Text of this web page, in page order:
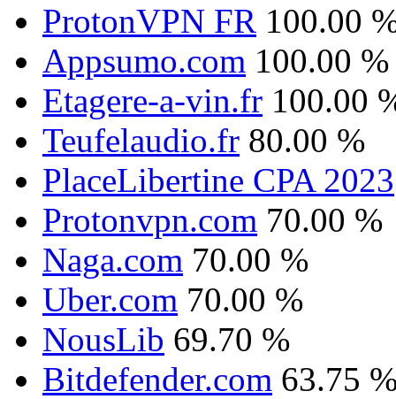
ProtonVPN FR 100.00
Appsumo.com 100.00 %
Etagere-a-vin.fr 100.00
Teufelaudio.fr 80.00 %
PlaceLibertine CPA 2023
Protonvpn.com 70.00 %
Naga.com 70.00 %
Uber.com 70.00 %
NousLib 69.70 %
Bitdefender.com 63.75